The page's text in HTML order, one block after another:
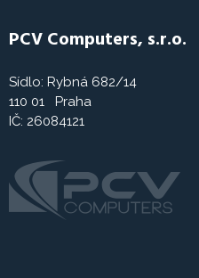
PCV Computers, s.r.o.
Sídlo: Rybná 682/14
110 01 Praha
IČ: 26084121